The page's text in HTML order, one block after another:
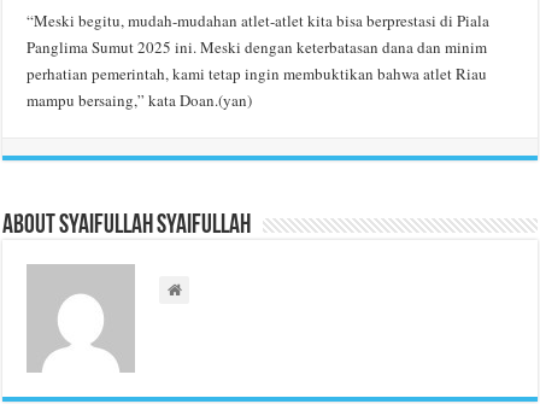
“Meski begitu, mudah-mudahan atlet-atlet kita bisa berprestasi di Piala
Panglima Sumut 2025 ini. Meski dengan keterbatasan dana dan minim
perhatian pemerintah, kami tetap ingin membuktikan bahwa atlet Riau
mampu bersaing,” kata Doan.(yan)
About Syaifullah Syaifullah